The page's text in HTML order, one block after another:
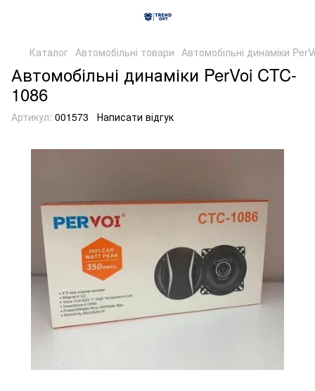
Каталог Автомобільні товари Автомобільні динаміки
Автомобільні динаміки PerVoi CTC-
1086
Артикул: 001573 Написати відгук